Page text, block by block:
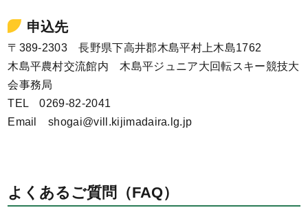
申込先
〒389-2303 長野県下高井郡木島平村上木島1762
木島平農村交流館内 木島平ジュニア大回転スキー競技大
会事務局
TEL 0269-82-2041
Email shogai@vill.kijimadaira.lg.jp
よくあるご質問（FAQ）